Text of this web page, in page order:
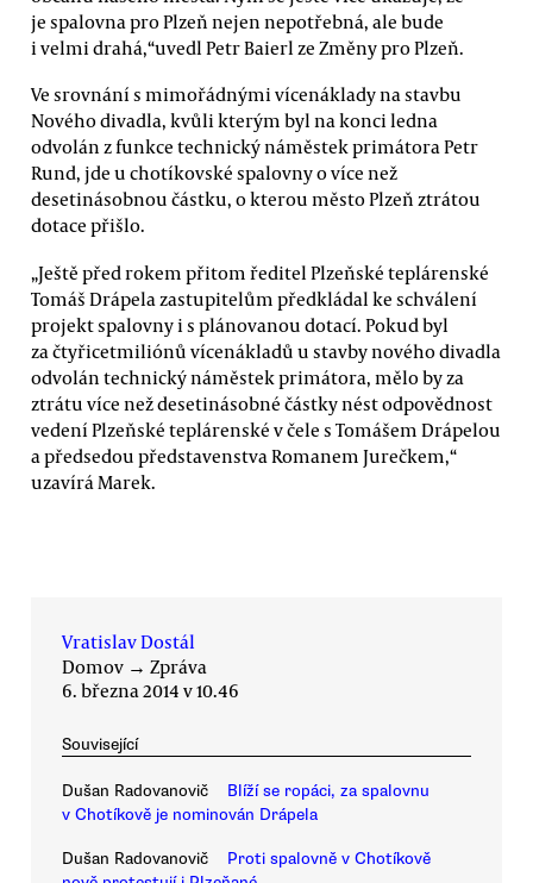
je spalovna pro Plzeň nejen nepotřebná, ale bude
i velmi drahá,“uvedl Petr Baierl ze Změny pro Plzeň.
Ve srovnání s mimořádnými vícenáklady na stavbu
Nového divadla, kvůli kterým byl na konci ledna
odvolán z funkce technický náměstek primátora Petr
Rund, jde u chotíkovské spalovny o více než
desetinásobnou částku, o kterou město Plzeň ztrátou
dotace přišlo.
„Ještě před rokem přitom ředitel Plzeňské teplárenské
Tomáš Drápela zastupitelům předkládal ke schválení
projekt spalovny i s plánovanou dotací. Pokud byl
za čtyřicetmiliónů vícenákladů u stavby nového divadla
odvolán technický náměstek primátora, mělo by za
ztrátu více než desetinásobné částky nést odpovědnost
vedení Plzeňské teplárenské v čele s Tomášem Drápelou
a předsedou představenstva Romanem Jurečkem,“
uzavírá Marek.
Vratislav Dostál
Domov → Zpráva
6. března 2014 v 10.46
Související
Dušan Radovanovič
Blíží se ropáci, za spalovnu
v Chotíkově je nominován Drápela
Dušan Radovanovič
Proti spalovně v Chotíkově